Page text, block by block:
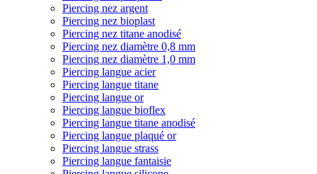
Piercing nez argent
Piercing nez bioplast
Piercing nez titane anodisé
Piercing nez diamètre 0,8 mm
Piercing nez diamètre 1,0 mm
Piercing langue acier
Piercing langue titane
Piercing langue or
Piercing langue bioflex
Piercing langue titane anodisé
Piercing langue plaqué or
Piercing langue strass
Piercing langue fantaisie